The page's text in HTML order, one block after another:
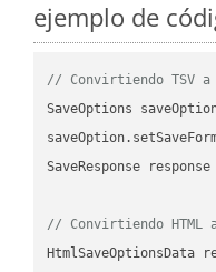
ejemplo de
// Convirtiendo TSV a
SaveOptions
SaveResponse
// Convirtiendo HTML a
HtmlSaveOptionsData